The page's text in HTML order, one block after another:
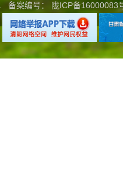
备案编号： 陇ICP备16000083